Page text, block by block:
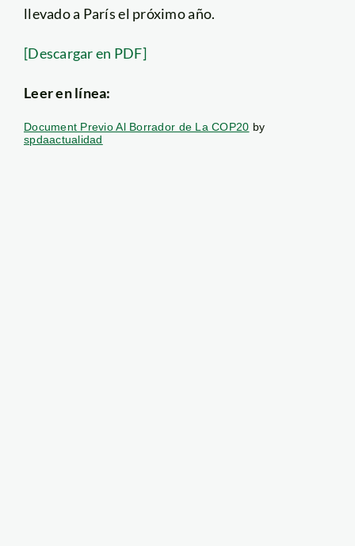
llevado a París el próximo año.
[Descargar en PDF]
Leer en línea:
Document Previo Al Borrador de La COP20 by
spdaactualidad